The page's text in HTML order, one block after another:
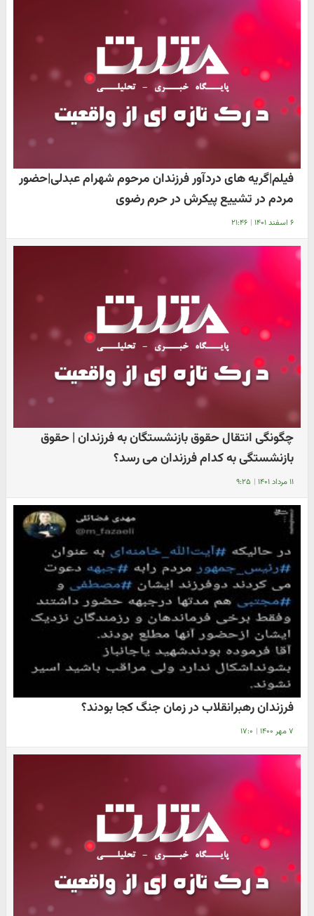
فیلم|گریه های دردآور فرزندان مرحوم شهرام عبدلی|حضور
مردم در تشییع پیکرش در حرم رضوی
۶ اسفند ۱۴۰۱ | ۲۱:۴۶
چگونگی انتقال حقوق بازنشستگان به فرزندان | حقوق
بازنشستگی به کدام فرزندان می رسد؟
۱۱ مرداد ۱۴۰۱ | ۹:۲۵
فرزندان رهبرانقلاب در زمان جنگ کجا بودند؟
۷ مهر ۱۴۰۰ | ۱۷:۰